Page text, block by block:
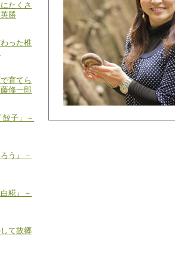
たくさ
勝
った椎
育てら
修一郎
子」－
う』－
糀』－
て故郷